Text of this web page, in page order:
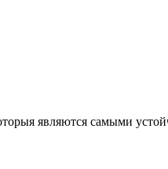
являются самыми